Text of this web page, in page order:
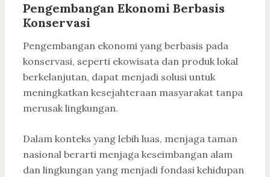
Pengembangan Ekonomi Berbasis
Konservasi
Pengembangan ekonomi yang berbasis pada
konservasi, seperti ekowisata dan produk lokal
berkelanjutan, dapat menjadi solusi untuk
meningkatkan kesejahteraan masyarakat tanpa
merusak lingkungan.
Dalam konteks yang lebih luas, menjaga taman
nasional berarti menjaga keseimbangan alam
dan lingkungan yang menjadi fondasi kehidupan